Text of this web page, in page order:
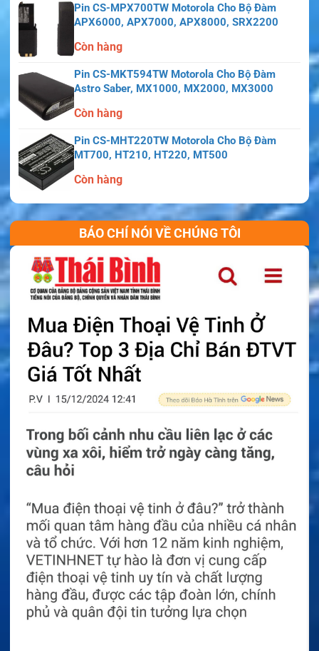
Pin CS-MPX700TW Motorola Cho Bộ Đàm
APX6000, APX7000, APX8000, SRX2200
Còn hàng
Pin CS-MKT594TW Motorola Cho Bộ Đàm
Astro Saber, MX1000, MX2000, MX3000
Còn hàng
Pin CS-MHT220TW Motorola Cho Bộ Đàm
MT700, HT210, HT220, MT500
Còn hàng
BÁO CHÍ NÓI VỀ CHÚNG TÔI